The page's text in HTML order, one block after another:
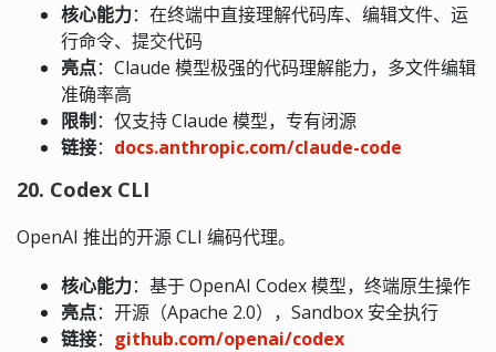
核心能力：在终端中直接理解代码库、编辑文件、运
行命令、提交代码
亮点：Claude 模型极强的代码理解能力，多文件编辑
准确率高
限制 ：仅支持 Claude 模型，专有闭源
链接： docs.anthropic.com/claude-code
20. Codex CLI
OpenAI 推出的开源 CLI 编码代理。
核心能力：基于 OpenAI Codex 模型，终端原生操作
亮点：开源（Apache 2.0），Sandbox 安全执行
链接： github.com/openai/codex